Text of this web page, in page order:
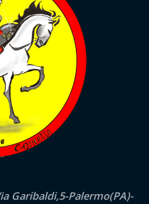
Garibaldi,5-Palermo(PA)-